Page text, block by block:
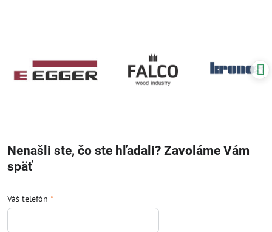
Nenašli ste, čo ste hľadali? Zavoláme Vám
späť
Váš telefón *